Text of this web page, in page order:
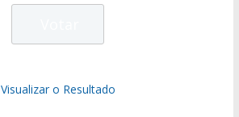
Visualizar o Resultado